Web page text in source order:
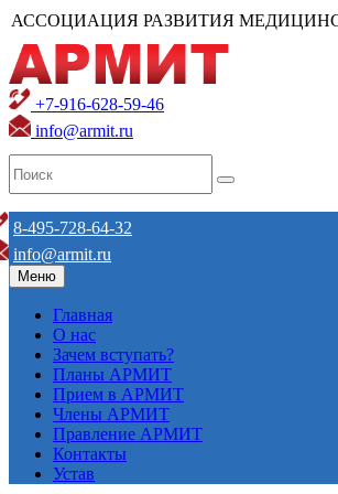
АССОЦИАЦИЯ РАЗВИТИЯ
+7-916-628-59-46
info@armit.ru
8-495-728-64-32
info@armit.ru
Меню
Главная
О нас
Зачем вступать?
Планы АРМИТ
Прием в АРМИТ
Члены АРМИТ
Правление АРМИТ
Контакты
Устав